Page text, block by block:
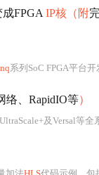
成FPGA IP核（附
系列SoC FPGA平台开
络、RapidIO等）
及Versal等全